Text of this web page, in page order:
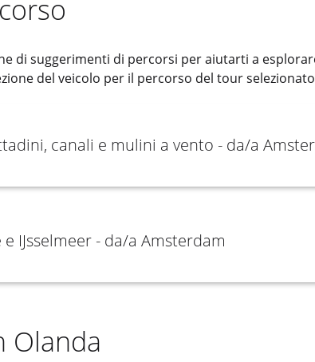
di suggerimenti di percorsi per aiutarti a
del veicolo per il percorso del tour
canali e mulini a vento - da/a
IJsselmeer - da/a Amsterdam
Olanda